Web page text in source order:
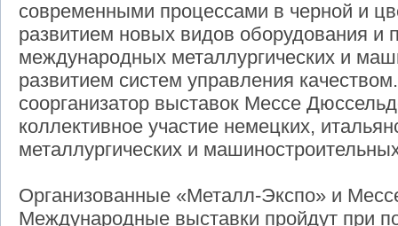
современными процессами в черной и
развитием новых видов оборудования и
международных металлургических и
развитием систем управления
соорганизатор выставок Meссе
коллективное участие немецких,
металлургических и
Организованные «Металл-Экспо» и
Международные выставки пройдут при